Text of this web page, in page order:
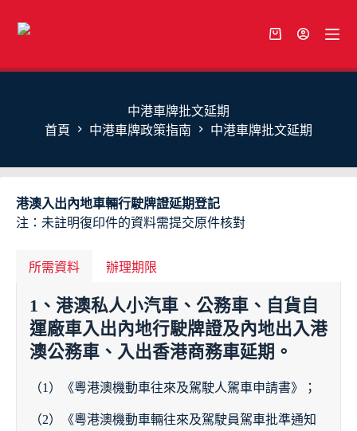
中港車牌批文延期
首頁
中港車牌政策指南 中港車牌批文延期
港澳入出內地車輛行駛牌證延期登記
注：未註明復印件的資料需提交原件核對
所需資料 辦理期限
1、港澳私人小汽車、公務車、自貨自
運廠車入出內地行駛牌證及內地出入港
澳公務車、入出香港商務車延期。
（1）《粵港澳機動車往來及駕駛人駕車申請書》；
（2）《粵港澳機動車輛往來及駕駛員駕車批準通知